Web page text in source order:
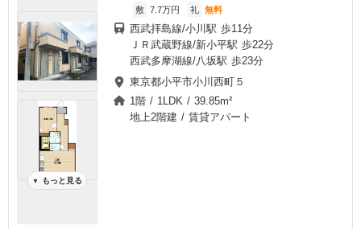
▼ もっと見る
敷 7.7万円 礼 無料
西武拝島線/小川駅 歩11分
ＪＲ武蔵野線/新小平駅 歩22分
西武多摩湖線/八坂駅 歩23分
東京都小平市小川西町５
1階 / 1LDK / 39.85m²
地上2階建 / 賃貸アパート